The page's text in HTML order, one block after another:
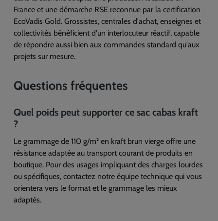
France et une démarche RSE reconnue par la certification
EcoVadis Gold. Grossistes, centrales d'achat, enseignes et
collectivités bénéficient d'un interlocuteur réactif, capable
de répondre aussi bien aux commandes standard qu'aux
projets sur mesure.
Questions fréquentes
Quel poids peut supporter ce sac cabas kraft
?
Le grammage de 110 g/m² en kraft brun vierge offre une
résistance adaptée au transport courant de produits en
boutique. Pour des usages impliquant des charges lourdes
ou spécifiques, contactez notre équipe technique qui vous
orientera vers le format et le grammage les mieux
adaptés.